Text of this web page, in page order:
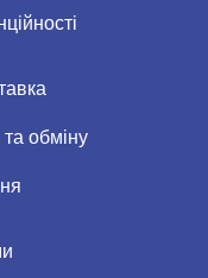
обміну